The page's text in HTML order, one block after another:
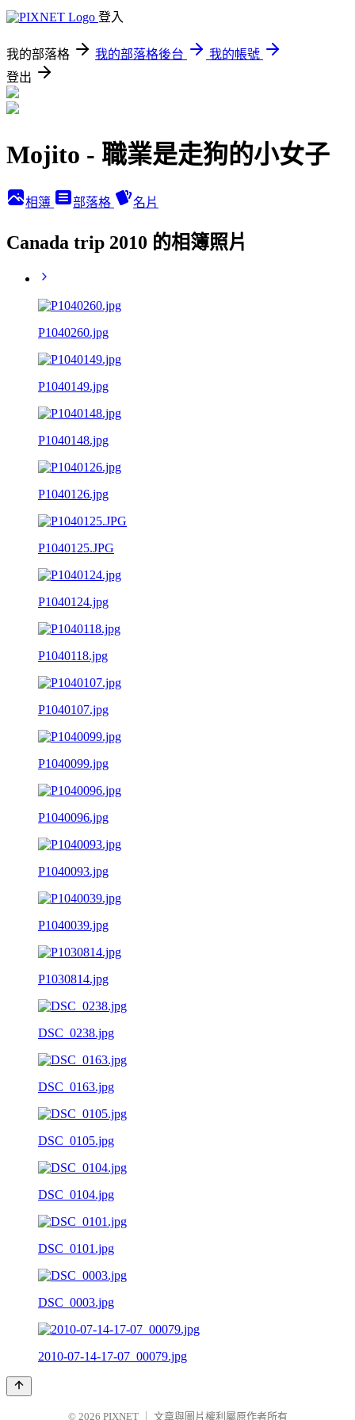
登入
我的部落格 我的部落格後台
我的帳號
登出
Mojito - 職業是走狗的小女子
相簿 部落格 名片
Canada trip 2010 的相簿照片
P1040260.jpg
P1040149.jpg
P1040148.jpg
P1040126.jpg
P1040125.JPG
P1040124.jpg
P1040118.jpg
P1040107.jpg
P1040099.jpg
P1040096.jpg
P1040093.jpg
P1040039.jpg
P1030814.jpg
DSC_0238.jpg
DSC_0163.jpg
DSC_0105.jpg
DSC_0104.jpg
DSC_0101.jpg
DSC_0003.jpg
2010-07-14-17-07_00079.jpg
© 2026 PIXNET 文章與圖片權利屬原作者所有